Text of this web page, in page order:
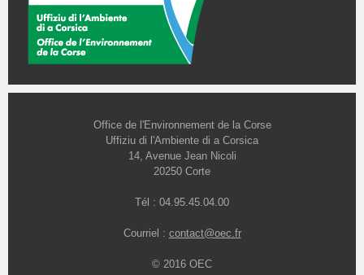
Office de l'Environnement de la Corse
Uffiziu di l'Ambiente di a Corsica
14, Avenue Jean Nicoli
20250 Corte
Tél : 04.95.45.04.00
Courriel : contact@oec.fr
© 2016 OEC